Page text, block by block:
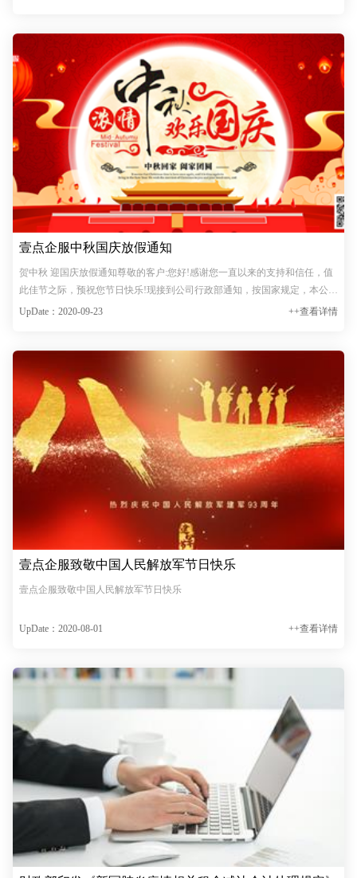
壹点企服中秋国庆放假通知
贺中秋 迎国庆放假通知尊敬的客户:您好!感谢您一直以来的支持和信任，值
此佳节之际，预祝您节日快乐!现接到公司行政部通知，按国家规定，本公司
国庆休假8天，休假时间: 2020年10月1月-8日。2020年10月9日正常上班。请
UpDate：2020-09-23 ++查看详情
壹点企服致敬中国人民解放军节日快乐
壹点企服致敬中国人民解放军节日快乐
UpDate：2020-08-01 ++查看详情